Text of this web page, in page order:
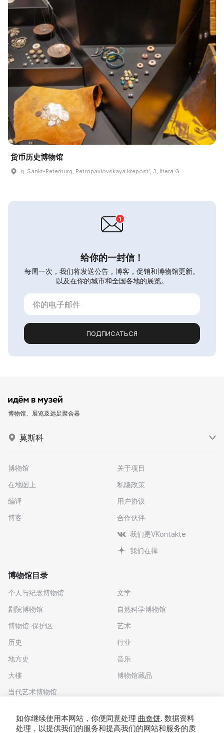
货币历史博物馆
g. Sankt-Peterburg, Petropavlovskaya krepostʹ, 3, litera G
给你的一封信！
每周一次，我们将发送公告，博客，促销和博物馆更新。
以及在你的城市和全国各地的展览。
ПОДПИСАТЬСЯ
博物馆、展览及远足聚合器
莫斯科
博物馆
在地图上
编译
博客
关于项目
私隐政策
用户协议
合作伙伴
我们是VKontakte
我们在禅
博物馆目录
个人与纪念博物馆
剧院博物馆
博物馆-保护区
历史
地方史
大樓
当代艺术博物馆
文学
自然科学博物馆
艺术
行业
音乐
博物馆藏品
如你继续使用本网站，你便同意处理 曲奇饼. 数据资料
处理，以提供我们的服务和提高我们的网站和服务的质